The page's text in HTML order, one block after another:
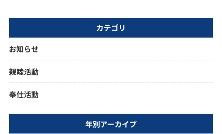
カテゴリ
お知らせ
親睦活動
奉仕活動
年別アーカイブ